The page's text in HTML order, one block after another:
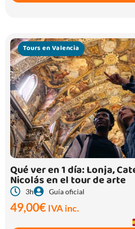
Tours en Valencia
Qué ver en 1 día: Lonja,
Nicolás en el tour de arte
3h Guía oficial
49,00€ IVA inc.